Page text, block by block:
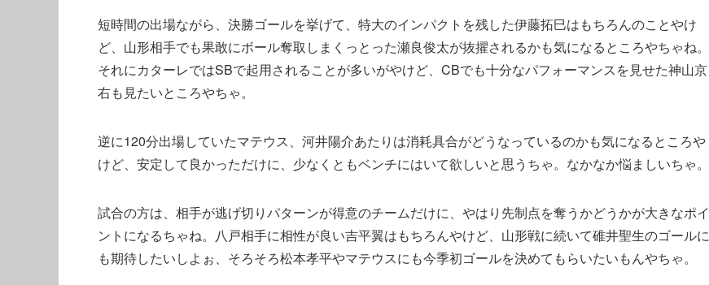
短時間の出場ながら、決勝ゴールを挙げて、特大のインパクトを残した伊藤拓巳はもちろんのことやけ
ど、山形相手でも果敢にボール奪取しまくっとった瀬良俊太が抜擢されるかも気になるところやちゃね。
それにカターレではSBで起用されることが多いがやけど、CBでも十分なパフォーマンスを見せた神山京
右も見たいところやちゃ。
逆に120分出場していたマテウス、河井陽介あたりは消耗具合がどうなっているのかも気になるところや
けど、安定して良かっただけに、少なくともベンチにはいて欲しいと思うちゃ。なかなか悩ましいちゃ。
試合の方は、相手が逃げ切りパターンが得意のチームだけに、やはり先制点を奪うかどうかが大きなポイ
ントになるちゃね。八戸相手に相性が良い吉平翼はもちろんやけど、山形戦に続いて碓井聖生のゴールに
も期待したいしよぉ、そろそろ松本孝平やマテウスにも今季初ゴールを決めてもらいたいもんやちゃ。